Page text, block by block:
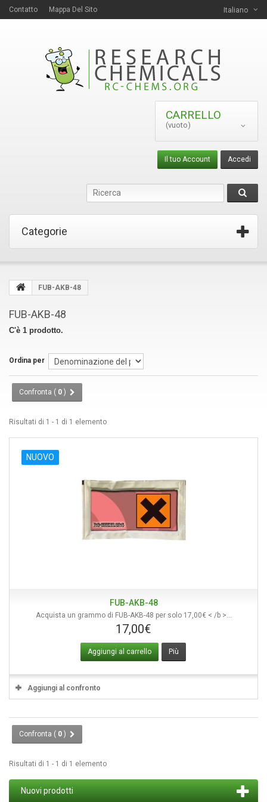
Italiano
Contatto Mappa Del Sito
CARRELLO
(vuoto)
Accedi
Il tuo Account
Categorie
FUB-AKB-48
FUB-AKB-48
C'è 1 prodotto.
Ordina per
Confronta ( 0 )
Risultati di 1 - 1 di 1 elemento
NUOVO
FUB-AKB-48
Acquista un grammo di FUB-AKB-48 per solo 17,00€ < /b >...
17,00€
Aggiungi al carrello Più
Aggiungi al confronto
Confronta ( 0 )
Risultati di 1 - 1 di 1 elemento
Nuovi prodotti